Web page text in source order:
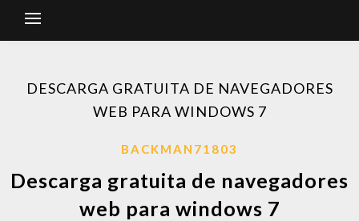
DESCARGA GRATUITA DE NAVEGADORES
WEB PARA WINDOWS 7
BACKMAN71803
Descarga gratuita de navegadores
web para windows 7